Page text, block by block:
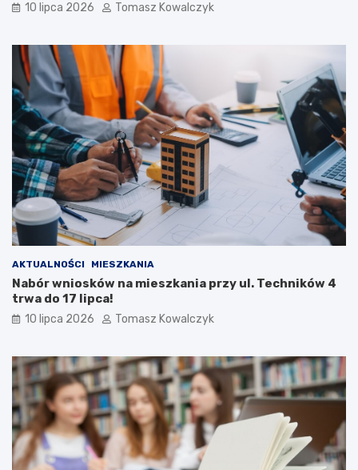
10 lipca 2026 Tomasz Kowalczyk
AKTUALNOŚCI MIESZKANIA
Nabór wniosków na mieszkania przy ul. Techników 4
trwa do 17 lipca!
10 lipca 2026 Tomasz Kowalczyk